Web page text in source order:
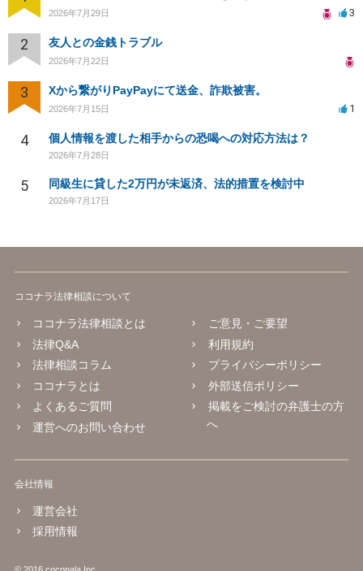
2026年7月29日 3
2 友人との金銭トラブル
2026年7月22日
3 Xから繋がりPayPayにて送金、詐欺被害。
2026年7月15日 1
4 個人情報を渡した相手からの恐喝への対応方法は？
2026年7月28日
5 同級生に貸した2万円が未返済、法的措置を検討中
2026年7月17日
ココナラ法律相談について
ココナラ法律相談とは
法律Q&A
法律相談コラム
ココナラとは
よくあるご質問
運営へのお問い合わせ
ご意見・ご要望
利用規約
プライバシーポリシー
外部送信ポリシー
掲載をご検討の弁護士の方
へ
会社情報
運営会社
採用情報